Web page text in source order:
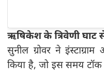
ऋषिकेश के त्रिवेणी घाट
सुनील ग्रोवर ने
किया है, जो इस समय